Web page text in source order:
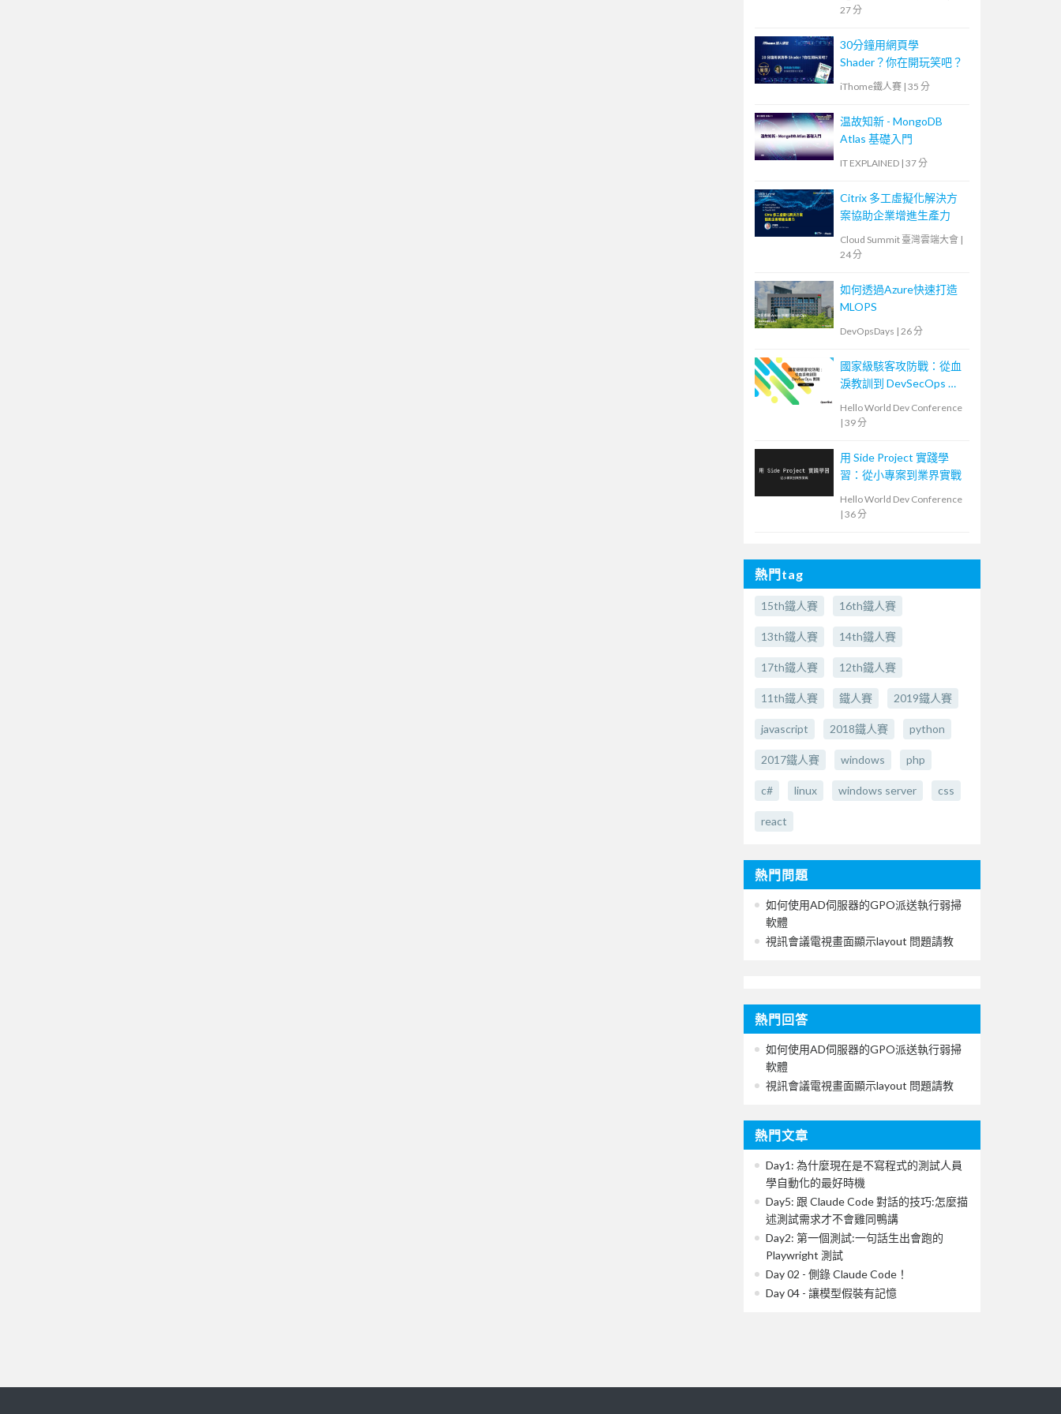
27 分
30分鐘用網頁學
Shader？你在開玩笑吧？
iThome鐵人賽 | 35 分
温故知新 - MongoDB
Atlas 基礎入門
IT EXPLAINED | 37 分
Citrix 多工虛擬化解決方
案協助企業增進生產力
Cloud Summit 臺灣雲端大會 |
24 分
如何透過Azure快速打造
MLOPS
DevOpsDays | 26 分
國家級駭客攻防戰：從血
淚教訓到 DevSecOps 實
Hello World Dev Conference
| 39 分
用 Side Project 實踐學
習：從小專案到業界實戰
Hello World Dev Conference
| 36 分
熱門tag
15th鐵人賽 16th鐵人賽
13th鐵人賽 14th鐵人賽
17th鐵人賽 12th鐵人賽
11th鐵人賽 鐵人賽 2019鐵人賽
javascript 2018鐵人賽 python
2017鐵人賽 windows php
c# linux windows server css
react
熱門問題
如何使用AD伺服器的GPO派送執行弱掃
軟體
視訊會議電視畫面顯示layout 問題請教
熱門回答
如何使用AD伺服器的GPO派送執行弱掃
軟體
視訊會議電視畫面顯示layout 問題請教
熱門文章
Day1: 為什麼現在是不寫程式的測試人員
學自動化的最好時機
Day5: 跟 Claude Code 對話的技巧:怎麼描
述測試需求才不會雞同鴨講
Day2: 第一個測試:一句話生出會跑的
Playwright 測試
Day 02 - 側錄 Claude Code！
Day 04 - 讓模型假裝有記憶